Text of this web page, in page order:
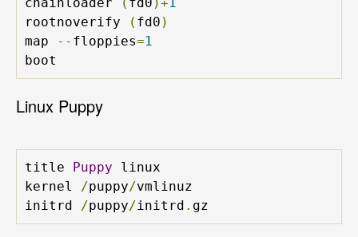
rootnoverify
( fd0 )
map
-- floppies=1
boot
Linux Puppy
title Puppy linux
kernel
/puppy/vmlinuz
initrd
/puppy/initrd . gz